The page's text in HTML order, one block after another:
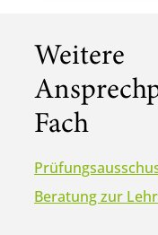
Weitere
Fach
Beratung zur